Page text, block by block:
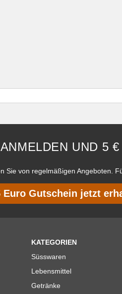
UND 5
von regelmäßigen Angeboten.
Euro Gutschein jetzt
KATEGORIEN
Süsswaren
Lebensmittel
Getränke